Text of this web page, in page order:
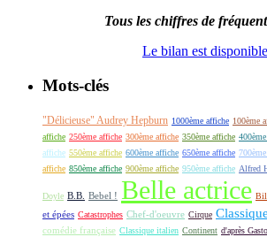
Tous les chiffres de
Le bilan est
Mots-clés
"Délicieuse" Audrey Hepburn 1000ème affiche 100ème
affiche 250ème affiche 300ème affiche 350ème affiche
affiche 550ème affiche 600ème affiche 650ème affiche
affiche 850ème affiche 900ème affiche 950ème affiche Alfred
Doyle B.B. Bebel ! Belle actrice
et épées Catastrophes Chef-d'oeuvre Cirque
comédie française Classique italien Continent d'après